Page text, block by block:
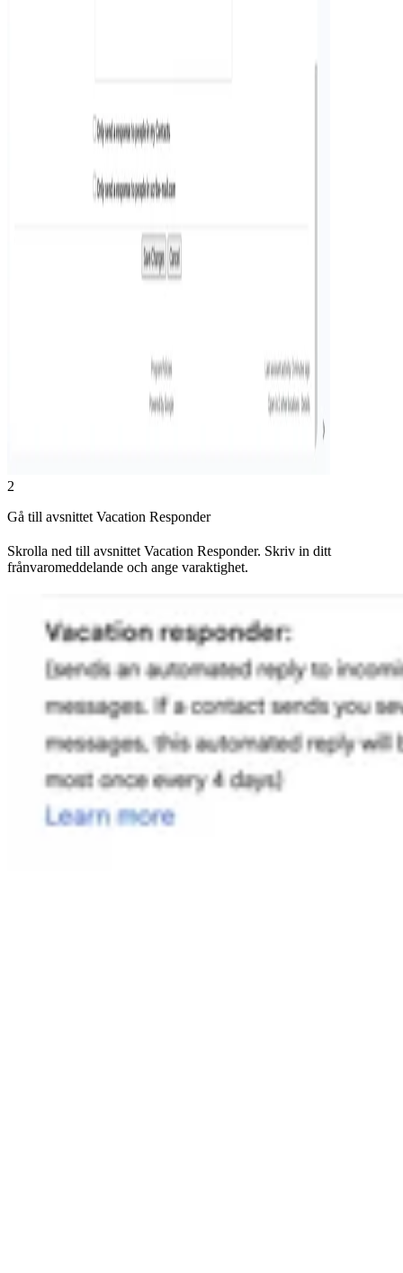
2
Gå till avsnittet Vacation Responder
Skrolla ned till avsnittet Vacation Responder. Skriv in ditt
frånvaromeddelande och ange varaktighet.